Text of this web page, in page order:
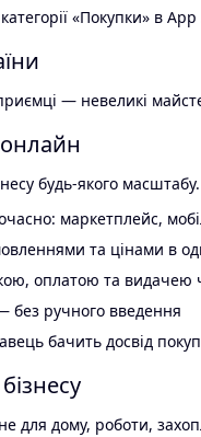
«Покупки» в
— невеликі
будь-якого
маркетплейс,
та цінами в
оплатою та видачею
без ручного введення
бачить досвід
для дому, роботи,